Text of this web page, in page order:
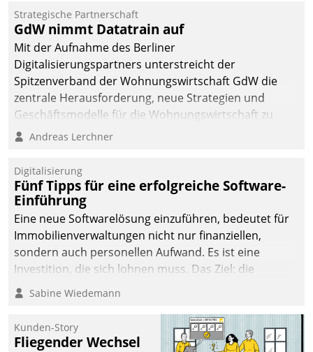
kommunale Wohnungsbauunternehmen daher
gemeinsam mit der Berliner Datatrain GmbH den
Teilprozess der Objektsanierung digitalisiert.
Strategische Partnerschaft
GdW nimmt Datatrain auf
Mit der Aufnahme des Berliner
Digitalisierungspartners unterstreicht der
Spitzenverband der Wohnungswirtschaft GdW die
zentrale Herausforderung, neue Strategien und
Geschäftsmodelle für die Wohnungswirtschaft zu
entwickeln.
Andreas Lerchner
Digitalisierung
Fünf Tipps für eine erfolgreiche Software-
Einführung
Eine neue Softwarelösung einzuführen, bedeutet für
Immobilienverwaltungen nicht nur finanziellen,
sondern auch personellen Aufwand. Es ist eine
Investition, die sich lohnen muss. Das Ziel: die
nachhaltige Optimierung der Geschäftsabläufe. Damit
dieses Ziel erreicht wird, sollten einige Grundregeln
Sabine Wiedemann
Kunden-Story
Fliegender Wechsel